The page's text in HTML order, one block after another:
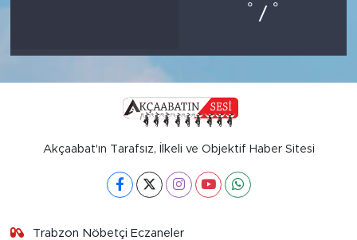
° / °
Akçaabat'ın Tarafsız, İlkeli ve Objektif Haber Sitesi
Trabzon Nöbetçi Eczaneler